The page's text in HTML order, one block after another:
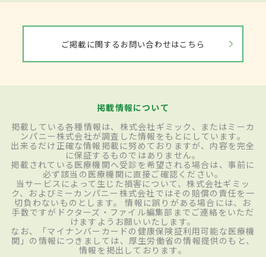
ご掲載に関するお問い合わせはこちら
掲載情報について
掲載している各種情報は、株式会社ギミック、またはミーカ
ンパニー株式会社が調査した情報をもとにしています。
出来るだけ正確な情報掲載に努めておりますが、内容を完全
に保証するものではありません。
掲載されている医療機関へ受診を希望される場合は、事前に
必ず該当の医療機関に直接ご確認ください。
当サービスによって生じた損害について、株式会社ギミッ
ク、およびミーカンパニー株式会社ではその賠償の責任を一
切負わないものとします。 情報に誤りがある場合には、お
手数ですがドクターズ・ファイル編集部までご連絡をいただ
けますようお願いいたします。
なお、「マイナンバーカードの健康保険証利用可能な医療機
関」の情報につきましては、厚生労働省の情報提供のもと、
情報を掲出しております。